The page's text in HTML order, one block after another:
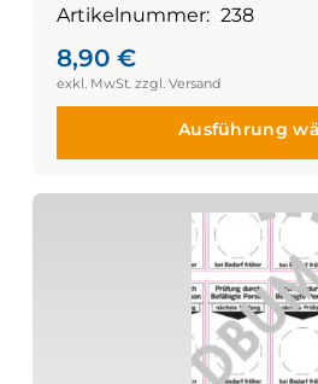
Artikelnummer: 238
8,90 €
Ausführung